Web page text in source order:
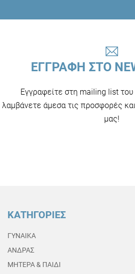
ΕΓΓΡΑΦΗ ΣΤΟ
Εγγραφείτε στη mailing list του
λαμβάνετε άμεσα τις προσφορές
μας!
ΚΑΤΗΓΟΡΙΕΣ
ΓΥΝΑΙΚΑ
ΑΝΔΡΑΣ
ΜΗΤΕΡΑ & ΠΑΙΔΙ